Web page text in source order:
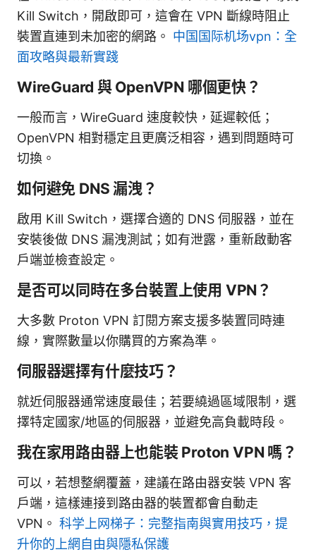
Kill Switch，開啟即可，這會在 VPN 斷線時阻止
裝置直連到未加密的網路。 中国国际机场vpn：全
面攻略與最新實踐
WireGuard 與 OpenVPN 哪個更快？
一般而言，WireGuard 速度較快，延遲較低；
OpenVPN 相對穩定且更廣泛相容，遇到問題時可
切換。
如何避免 DNS 漏洩？
啟用 Kill Switch，選擇合適的 DNS 伺服器，並在
安裝後做 DNS 漏洩測試；如有泄露，重新啟動客
戶端並檢查設定。
是否可以同時在多台裝置上使用 VPN？
大多數 Proton VPN 訂閱方案支援多裝置同時連
線，實際數量以你購買的方案為準。
伺服器選擇有什麼技巧？
就近伺服器通常速度最佳；若要繞過區域限制，選
擇特定國家/地區的伺服器，並避免高負載時段。
我在家用路由器上也能裝 Proton VPN 嗎？
可以，若想整網覆蓋，建議在路由器安裝 VPN 客
戶端，這樣連接到路由器的裝置都會自動走
VPN。 科学上网梯子：完整指南與實用技巧，提
升你的上網自由與隱私保護